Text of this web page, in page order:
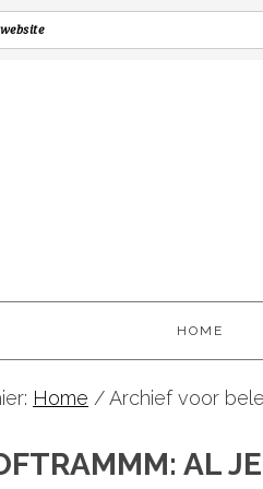
HOME
Home /Archief voor
AL JE